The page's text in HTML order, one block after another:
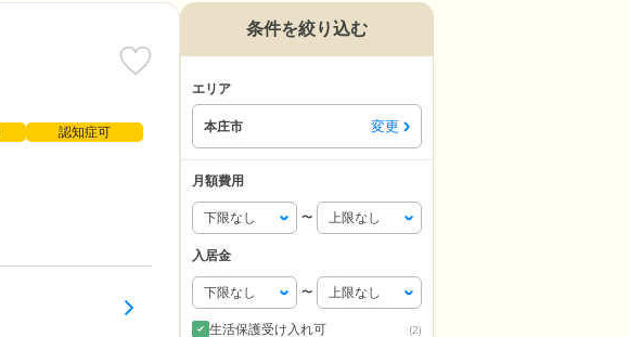
認知症可
条件を絞り込む
エリア
本庄市 変更
月額費用
〜
入居金
〜
生活保護受け入れ可 (2)